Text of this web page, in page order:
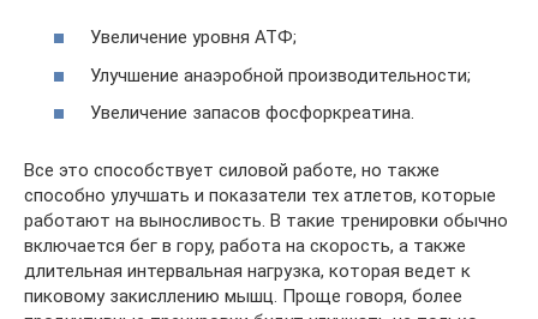
Увеличение уровня АТФ;
Улучшение анаэробной производительности;
Увеличение запасов фосфоркреатина.
Все это способствует силовой работе, но также
способно улучшать и показатели тех атлетов, которые
работают на выносливость. В такие тренировки обычно
включается бег в гору, работа на скорость, а также
длительная интервальная нагрузка, которая ведет к
пиковому закисллению мышц. Проще говоря, более